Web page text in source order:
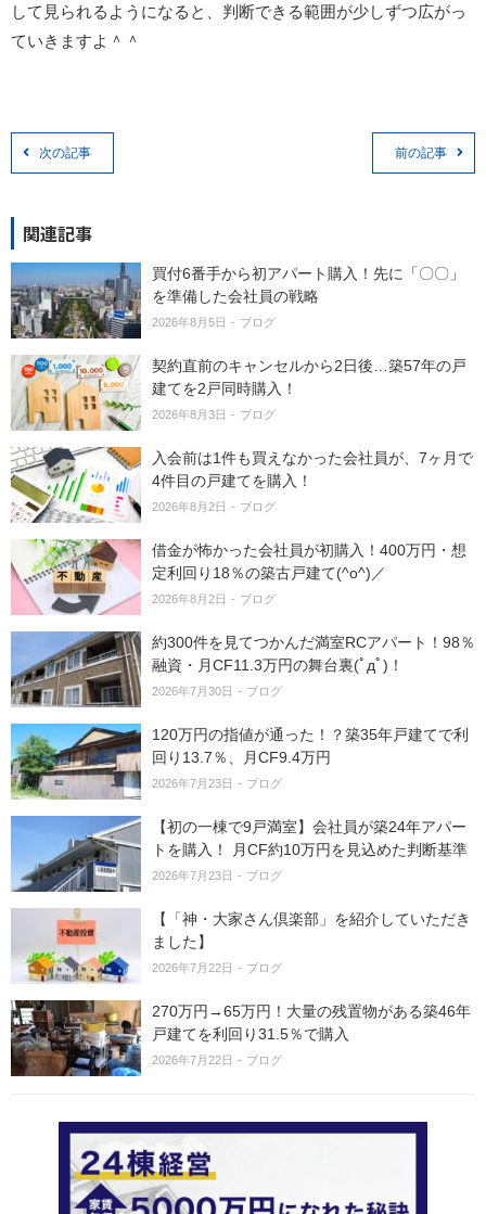
して見られるようになると、判断できる範囲が少しずつ広がっ
ていきますよ＾＾
前の記事
次の記事
関連記事
買付6番手から初アパート購入！先に「〇〇」
を準備した会社員の戦略
2026年8月5日 ブログ
契約直前のキャンセルから2日後…築57年の戸
建てを2戸同時購入！
2026年8月3日 ブログ
入会前は1件も買えなかった会社員が、7ヶ月で
4件目の戸建てを購入！
2026年8月2日 ブログ
借金が怖かった会社員が初購入！400万円・想
定利回り18％の築古戸建て(^o^)／
2026年8月2日 ブログ
約300件を見てつかんだ満室RCアパート！98％
融資・月CF11.3万円の舞台裏(ﾟдﾟ)！
2026年7月30日 ブログ
120万円の指値が通った！？築35年戸建てで利
回り13.7％、月CF9.4万円
2026年7月23日 ブログ
【初の一棟で9戸満室】会社員が築24年アパー
トを購入！ 月CF約10万円を見込めた判断基準
2026年7月23日 ブログ
【「神・大家さん倶楽部」を紹介していただき
ました】
2026年7月22日 ブログ
270万円→65万円！大量の残置物がある築46年
戸建てを利回り31.5％で購入
2026年7月22日 ブログ